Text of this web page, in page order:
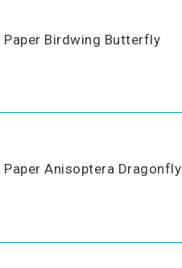
Paper Birdwing Butterfly
Paper Anisoptera Dragonfly